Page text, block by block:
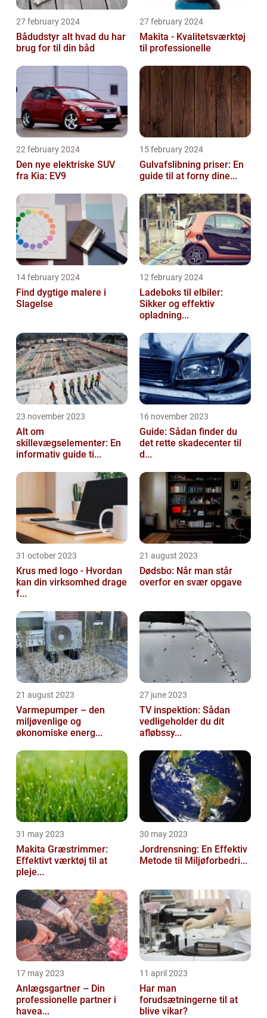
27 february 2024
Bådudstyr alt hvad du har
brug for til din båd
27 february 2024
Makita - Kvalitetsværktøj
til professionelle
22 february 2024
Den nye elektriske SUV
fra Kia: EV9
15 february 2024
Gulvafslibning priser: En
guide til at forny dine...
14 february 2024
Find dygtige malere i
Slagelse
12 february 2024
Ladeboks til elbiler:
Sikker og effektiv
opladning...
23 november 2023
Alt om
skillevægselementer: En
informativ guide ti...
16 november 2023
Guide: Sådan finder du
det rette skadecenter til
d...
31 october 2023
Krus med logo - Hvordan
kan din virksomhed drage
f...
21 august 2023
Dødsbo: Når man står
overfor en svær opgave
21 august 2023
Varmepumper – den
miljøvenlige og
økonomiske energ...
27 june 2023
TV inspektion: Sådan
vedligeholder du dit
afløbssy...
31 may 2023
Makita Græstrimmer:
Effektivt værktøj til at
pleje...
30 may 2023
Jordrensning: En Effektiv
Metode til Miljøforbedri...
17 may 2023
Anlægsgartner – Din
professionelle partner i
havea...
11 april 2023
Har man
forudsætningerne til at
blive vikar?